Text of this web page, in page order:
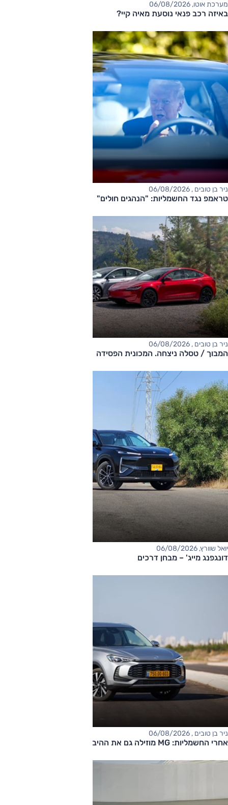
מערכת אוטו, 06/08/2026
באיזה רכב פנאי נוסעת מאיה קיי?
ניר בן טובים , 06/08/2026
טראמפ נגד החשמליות: "הנהגים חולים"
ניר בן טובים , 06/08/2026
המבוך / טסלה ניצחה. המכונית הפסידה
יואל שוורץ, 06/08/2026
דונגפנג מייג' – מבחן דרכים
ניר בן טובים , 06/08/2026
אחרי החשמליות: MG מוזילה גם את ההיברידיות